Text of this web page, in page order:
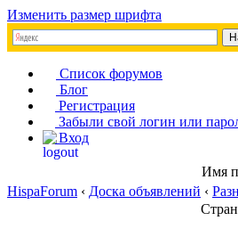
Изменить размер шрифта
Список форумов
Блог
Регистрация
Забыли свой логин или
Вход
Имя
HispaForum ‹ Доска объявлений ‹